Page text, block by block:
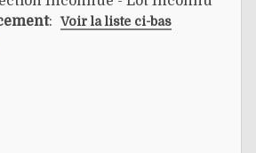
: Voir la liste ci-bas